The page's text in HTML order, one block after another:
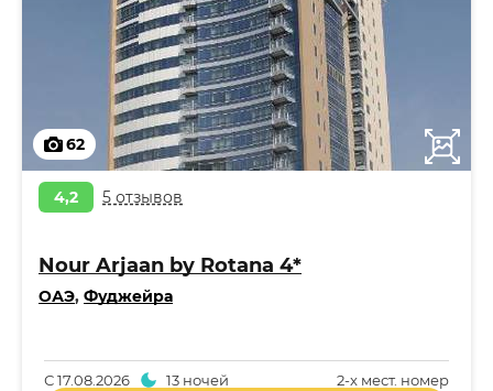
62
4,2 5 отзывов
Nour Arjaan by Rotana 4*
ОАЭ, Фуджейра
2-x мест. номер
С17.08.2026 13 ночей